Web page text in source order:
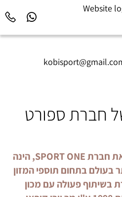
חברת ספורט
חברת יורולינק - המיבאת את חברת SPORT ONE, הינה
בעולם בתחום תוספי המזון
בשיתוף פעולה עם מכון